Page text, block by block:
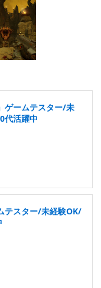
ゲームテスター/未
代活躍中
テスター/未経験OK/